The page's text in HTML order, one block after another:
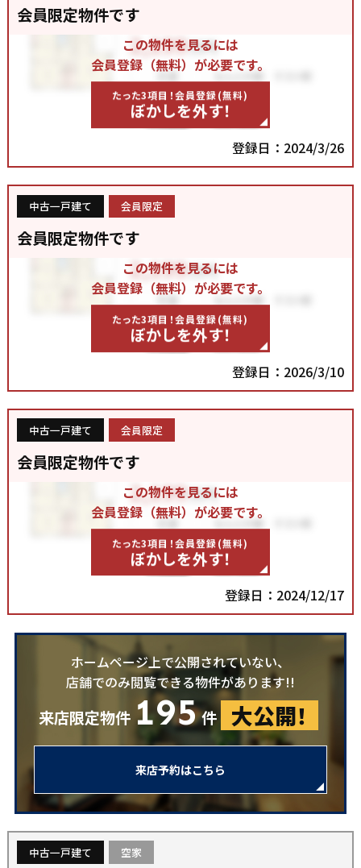
会員限定物件です
この物件を見るには
会員登録（無料）が必要です。
たった3項目！会員登録(無料)
ぼかしを外す！
登録日：2024/3/26
中古一戸建て 会員限定
会員限定物件です
この物件を見るには
会員登録（無料）が必要です。
たった3項目！会員登録(無料)
ぼかしを外す！
登録日：2026/3/10
中古一戸建て 会員限定
会員限定物件です
この物件を見るには
会員登録（無料）が必要です。
たった3項目！会員登録(無料)
ぼかしを外す！
登録日：2024/12/17
ホームページ上で公開されていない、
店舗でのみ閲覧できる物件があります!!
来店限定物件 195件 大公開！
来店予約はこちら
中古一戸建て 空家